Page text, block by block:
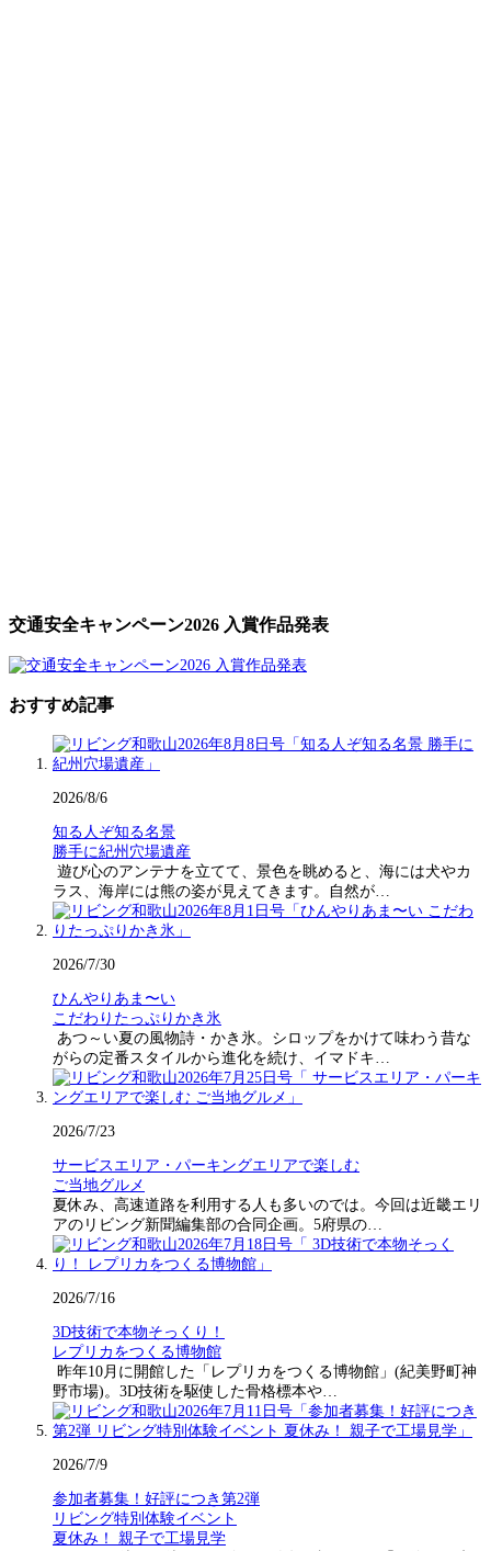
交通安全キャンペーン2026 入賞作品発表
おすすめ記事
2026/8/6
知る人ぞ知る名景
勝手に紀州穴場遺産
遊び心のアンテナを立てて、景色を眺めると、海には犬やカ
ラス、海岸には熊の姿が見えてきます。自然が…
2026/7/30
ひんやりあま〜い
こだわりたっぷりかき氷
あつ～い夏の風物詩・かき氷。シロップをかけて味わう昔な
がらの定番スタイルから進化を続け、イマドキ…
2026/7/23
サービスエリア・パーキングエリアで楽しむ
ご当地グルメ
夏休み、高速道路を利用する人も多いのでは。今回は近畿エリ
アのリビング新聞編集部の合同企画。5府県の…
2026/7/16
3D技術で本物そっくり！
レプリカをつくる博物館
昨年10月に開館した「レプリカをつくる博物館」(紀美野町神
野市場)。3D技術を駆使した骨格標本や…
2026/7/9
参加者募集！好評につき第2弾
リビング特別体験イベント
夏休み！ 親子で工場見学